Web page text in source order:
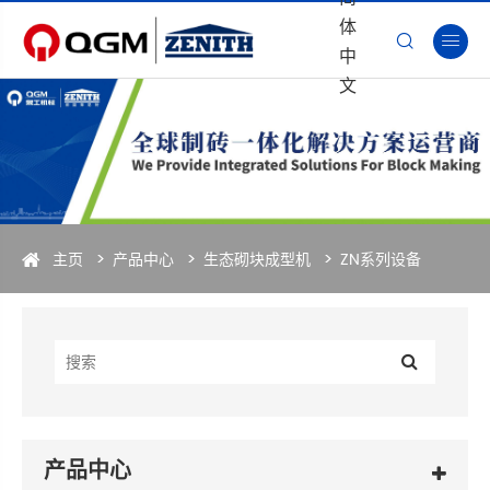
体
中
文
 
主页 产品中心 生态砌块成型机 ZN系列设备
产品中心